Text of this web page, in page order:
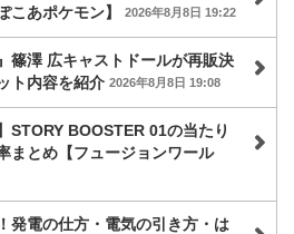
こあポケモン】
2026年8月8日 19:22
篠澤 広キャストドールが再販決
ト内容を紹介 2026年8月8日 19:08
STORY BOOSTER 01の当たり
まとめ【フュージョンワール
発電の仕方・電気の引き方・は